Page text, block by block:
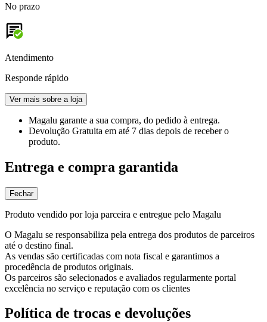
No prazo
Atendimento
Responde rápido
Ver mais sobre a loja
Magalu garante a sua compra, do pedido à entrega.
Devolução Gratuita em até 7 dias depois de receber o
produto.
Entrega e compra garantida
Fechar
Produto vendido por loja parceira e entregue pelo Magalu
O Magalu se responsabiliza pela entrega dos produtos de parceiros
até o destino final.
As vendas são certificadas com nota fiscal e garantimos a
procedência de produtos originais.
Os parceiros são selecionados e avaliados regularmente portal
excelência no serviço e reputação com os clientes
Política de trocas e devoluções